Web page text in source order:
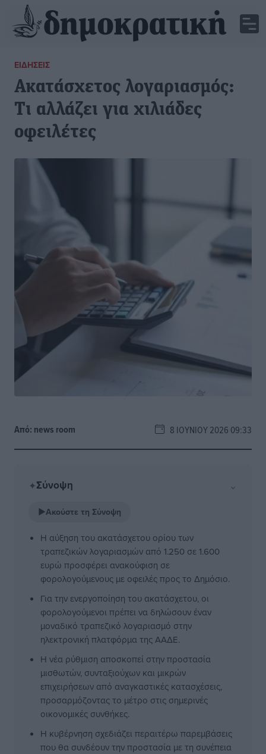
ΕΙΔΉΣΕΙΣ
Ακατάσχετος λογαριασμός:
Τι αλλάζει για χιλιάδες
οφειλέτες
Από: news room 8 ΙΟΥΝΊΟΥ 2026 09:33
✦Σύνοψη ⌄
▶Ακούστε τη Σύνοψη
Η αύξηση του ακατάσχετου ορίου των
τραπεζικών λογαριασμών από 1.250 σε 1.600
ευρώ προσφέρει ανακούφιση σε
φορολογούμενους με οφειλές προς το Δημόσιο.
Για την ενεργοποίηση του ακατάσχετου, οι
φορολογούμενοι πρέπει να δηλώσουν έναν
μοναδικό τραπεζικό λογαριασμό στην
ηλεκτρονική πλατφόρμα της ΑΑΔΕ.
Η νέα ρύθμιση αποσκοπεί στην προστασία
μισθωτών, συνταξιούχων και μικρών
επιχειρήσεων από αναγκαστικές κατασχέσεις,
προσαρμόζοντας το μέτρο στις σημερινές
οικονομικές συνθήκες.
Η κυβέρνηση σχεδιάζει περαιτέρω παρεμβάσεις
που θα συνδέουν την προστασία με τη συνέπεια